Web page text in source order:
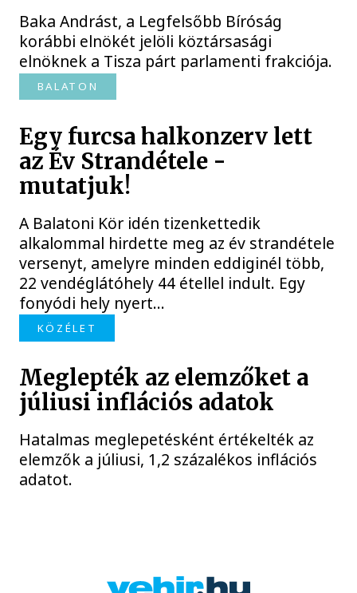
Baka Andrást, a Legfelsőbb Bíróság
korábbi elnökét jelöli köztársasági
elnöknek a Tisza párt parlamenti frakciója.
BALATON
Egy furcsa halkonzerv lett
az Év Strandétele -
mutatjuk!
A Balatoni Kör idén tizenkettedik
alkalommal hirdette meg az év strandétele
versenyt, amelyre minden eddiginél több,
22 vendéglátóhely 44 étellel indult. Egy
fonyódi hely nyert...
KÖZÉLET
Meglepték az elemzőket a
júliusi inflációs adatok
Hatalmas meglepetésként értékelték az
elemzők a júliusi, 1,2 százalékos inflációs
adatot.